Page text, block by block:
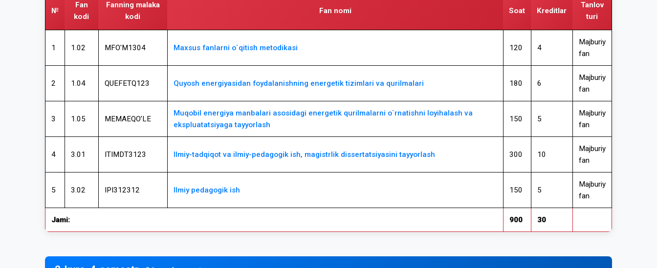
№
Fan
kodi
Fanning malaka
kodi
Fan nomi Soat Kreditlar
Tanlov
turi
1 1.02 MFO'M1304 Maxsus fanlarni o`qitish metodikasi 120 4
Majburiy
fan
2 1.04 QUEFETQ123 Quyosh energiyasidan foydalanishning energetik tizimlari va qurilmalari 180 6
Majburiy
fan
3 1.05 MEMAEQO’LE
Muqobil energiya manbalari asosidagi energetik qurilmalarni o`rnatishni loyihalash va
ekspluatatsiyaga tayyorlash
150 5
Majburiy
fan
4 3.01 ITIMDT3123 Ilmiy-tadqiqot va ilmiy-pedagogik ish, magistrlik dissertatsiyasini tayyorlash 300 10
Majburiy
fan
5 3.02 IPI312312 Ilmiy pedagogik ish 150 5
Majburiy
fan
Jami: 900 30